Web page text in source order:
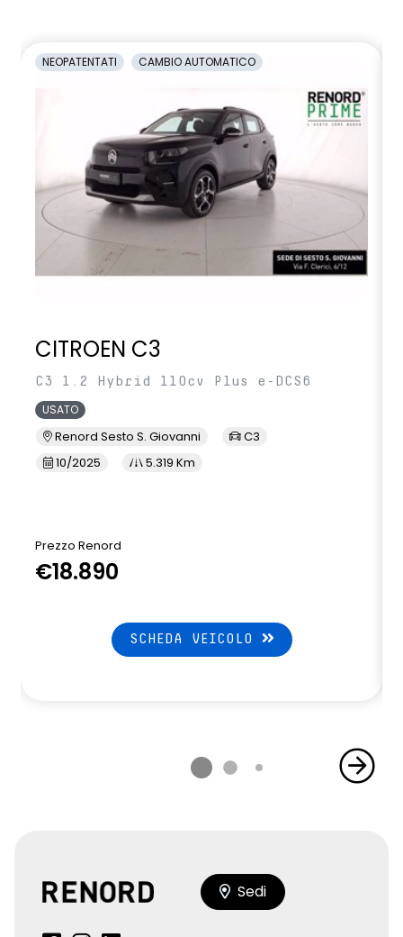
NEOPATENTATI CAMBIO AUTOMATICO
CITROEN C3
C3 1.2 Hybrid 110cv Plus e-DCS6
USATO
Renord Sesto S. Giovanni
C3
10/2025
5.319 Km
Prezzo Renord
€18.890
SCHEDA VEICOLO
Sedi